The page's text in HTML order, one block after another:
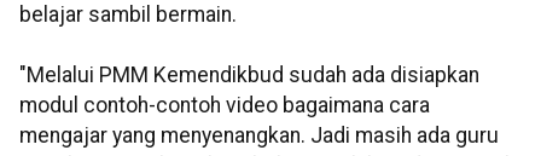
belajar sambil bermain.
"Melalui PMM Kemendikbud sudah ada disiapkan
modul contoh-contoh video bagaimana cara
mengajar yang menyenangkan. Jadi masih ada guru